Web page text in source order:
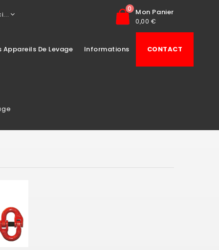
Mon Panier
0
0,00 €
De Levage Informations CONTACT